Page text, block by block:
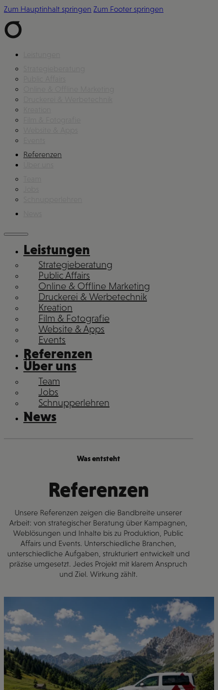
Zum Hauptinhalt springen Zum Footer springen
Referenzen
Leistungen
Strategieberatung
Public Affairs
Online & Offline Marketing
Druckerei & Werbetechnik
Kreation
Film & Fotografie
Website & Apps
Events
Referenzen
Über uns
Team
Jobs
Schnupperlehren
News
Was entsteht
Referenzen
Unsere Referenzen zeigen die Bandbreite unserer
Arbeit: von strategischer Beratung über Kampagnen,
Weblösungen und Inhalte bis zu Produktion, Public
Affairs und Events. Unterschiedliche Branchen,
unterschiedliche Aufgaben, strukturiert entwickelt und
präzise umgesetzt. Jedes Projekt mit klarem Anspruch
und Ziel. Wirkung zählt.